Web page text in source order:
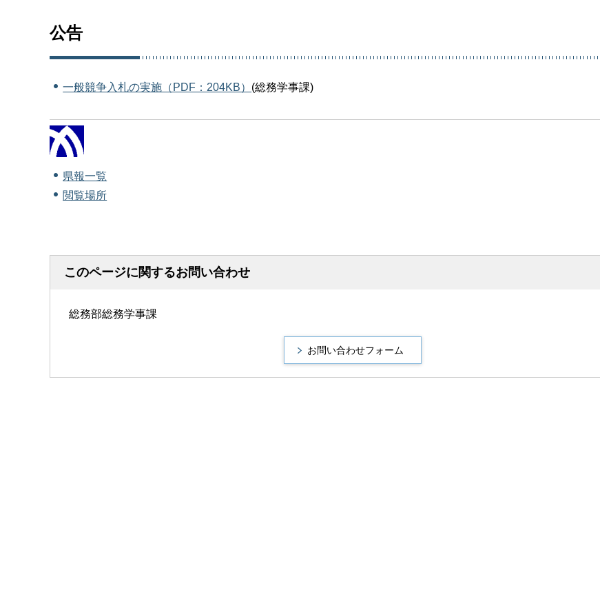
公告
一般競争入札の実施（PDF：204KB） (総務学事課)
県報一覧
閲覧場所
このページに関するお問い合わせ
総務部総務学事課